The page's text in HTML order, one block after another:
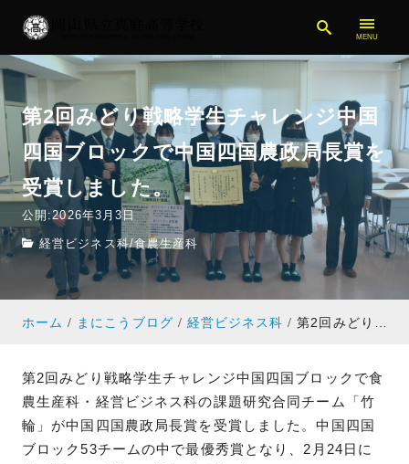
第2回みどり戦略学生チャレンジ中国
四国ブロックで中国四国農政局長賞を
受賞しました。
公開:2026年3月3日
経営ビジネス科/食農生産科
ホーム まにこうブログ 経営ビジネス科 第2回みどり戦略学生チャレンジ中国四国ブロックで中国四国農政局長賞を受賞しました。
第2回みどり戦略学生チャレンジ中国四国ブロックで食
農生産科・経営ビジネス科の課題研究合同チーム「竹
輪」が中国四国農政局長賞を受賞しました。中国四国
ブロック53チームの中で最優秀賞となり、2月24日に